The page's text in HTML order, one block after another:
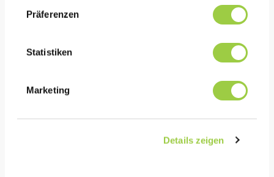
Wahl, diese zu akzeptieren, abzulehnen oder
Keine Panik, Sie können Ihre Auswahl auch
Präferenzen
Statistiken
Marketing
Details zeigen
kostengünstige Alternative für IPA
Sehr geringe Toxizität (siehe SDS)